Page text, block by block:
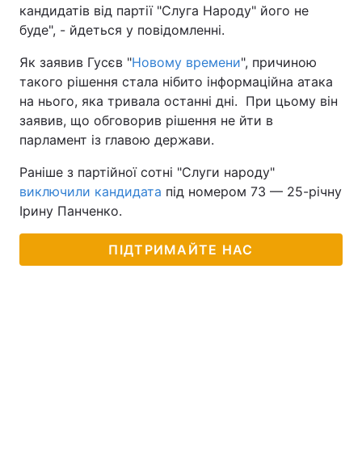
кандидатів від партії "Слуга Народу" його не
буде", - йдеться у повідомленні.
Як заявив Гусєв "Новому времени", причиною
такого рішення стала нібито інформаційна атака
на нього, яка тривала останні дні. При цьому він
заявив, що обговорив рішення не йти в
парламент із главою держави.
Раніше з партійної сотні "Слуги народу"
виключили кандидата під номером 73 — 25-річну
Ірину Панченко.
ПІДТРИМАЙТЕ НАС